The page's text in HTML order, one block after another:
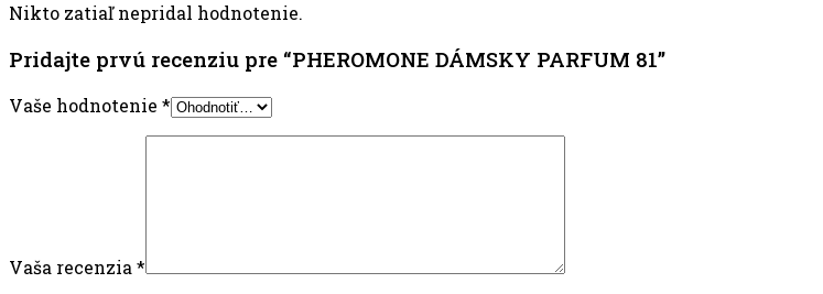
Nikto zatiaľ nepridal hodnotenie.
Pridajte prvú recenziu pre “PHEROMONE DÁMSKY PARFUM 81”
Vaše hodnotenie *
Vaša recenzia *